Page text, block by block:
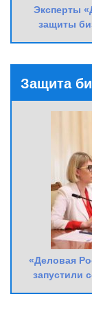
Эксперты
защиты
Защита
«Деловая
запустили